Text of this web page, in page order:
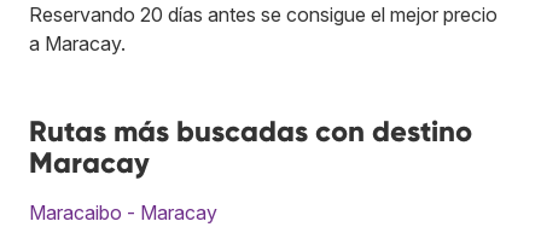
Reservando 20 días antes se consigue el mejor precio
a Maracay.
Rutas más buscadas con destino
Maracay
Maracaibo - Maracay